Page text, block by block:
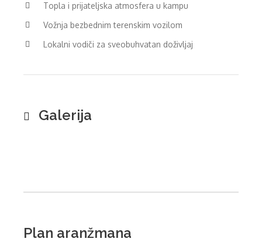
Topla i prijateljska atmosfera u kampu
Vožnja bezbednim terenskim vozilom
Lokalni vodiči za sveobuhvatan doživljaj
Galerija
Plan aranžmana